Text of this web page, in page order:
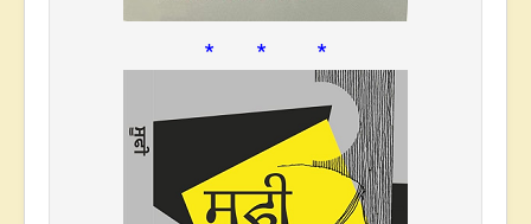
* * *